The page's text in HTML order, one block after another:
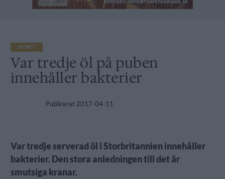
NYHET
Var tredje öl på puben
innehåller bakterier
Publicerat 2017-04-11
Var tredje serverad öl i Storbritannien innehåller
bakterier. Den stora anledningen till det är
smutsiga kranar.